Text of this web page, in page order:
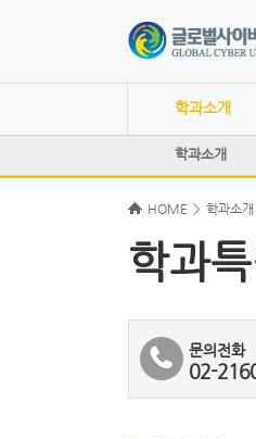
학과소개
학과소개
HOME > 학과소개
학과
문의전화
02-